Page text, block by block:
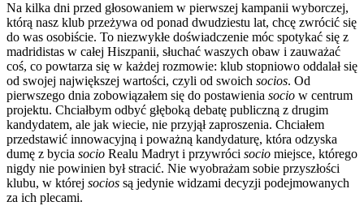
Na kilka dni przed głosowaniem w pierwszej kampanii wyborczej,
którą nasz klub przeżywa od ponad dwudziestu lat, chcę zwrócić się
do was osobiście. To niezwykłe doświadczenie móc spotykać się z
madridistas w całej Hiszpanii, słuchać waszych obaw i zauważać
coś, co powtarza się w każdej rozmowie: klub stopniowo oddalał się
od swojej największej wartości, czyli od swoich socios. Od
pierwszego dnia zobowiązałem się do postawienia socio w centrum
projektu. Chciałbym odbyć głęboką debatę publiczną z drugim
kandydatem, ale jak wiecie, nie przyjął zaproszenia. Chciałem
przedstawić innowacyjną i poważną kandydaturę, która odzyska
dumę z bycia socio Realu Madryt i przywróci socio miejsce, którego
nigdy nie powinien był stracić. Nie wyobrażam sobie przyszłości
klubu, w której socios są jedynie widzami decyzji podejmowanych
za ich plecami.